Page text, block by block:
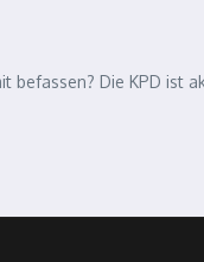
befassen? Die KPD ist